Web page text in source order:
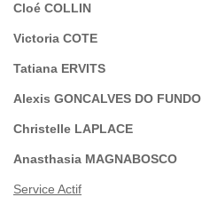
Cloé COLLIN
Victoria COTE
Tatiana ERVITS
Alexis GONCALVES DO FUNDO
Christelle LAPLACE
Anasthasia MAGNABOSCO
Service Actif